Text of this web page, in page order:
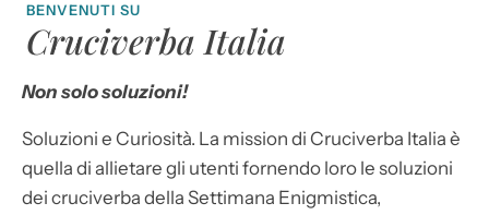
BENVENUTI SU
Cruciverba Italia
Non solo soluzioni!
Soluzioni e Curiosità. La mission di Cruciverba Italia è
quella di allietare gli utenti fornendo loro le soluzioni
dei cruciverba della Settimana Enigmistica,